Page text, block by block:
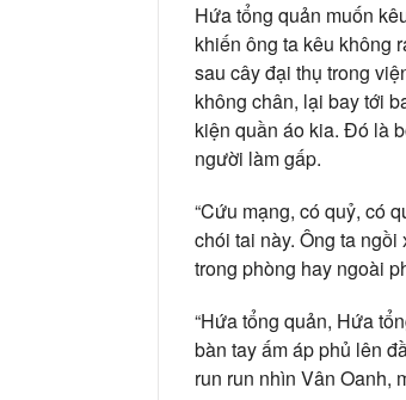
Hứa tổng quản muốn
khiến ông ta kêu không
sau cây đại thụ trong
không chân, lại bay tới
kiện quần áo kia. Đó là
người làm gấp.
“Cứu mạng, có quỷ, có
chói tai này. Ông ta
trong phòng hay ngoài
“Hứa tổng quản, Hứa
bàn tay ấm áp phủ lên
run run nhìn Vân Oanh,